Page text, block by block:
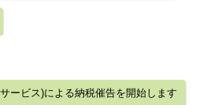
ービス)による納税催告を開始します